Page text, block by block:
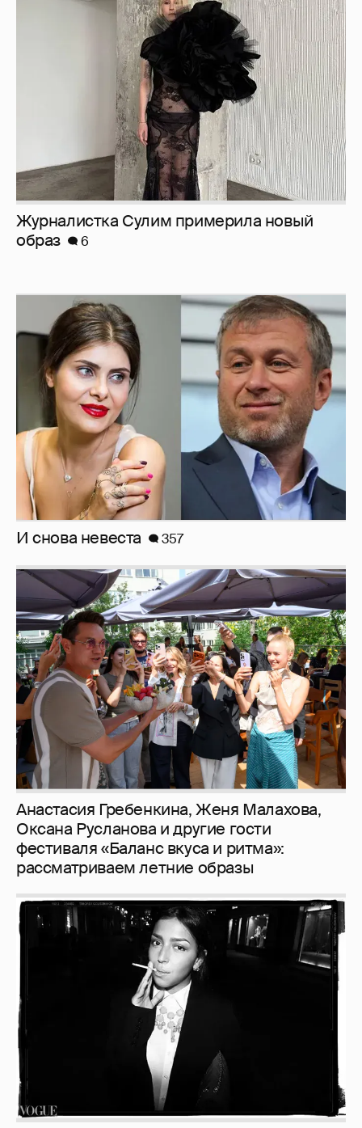
Журналистка Сулим примерила новый
И снова невеста 357
Анастасия Гребенкина, Женя Малахова,
Оксана Русланова и другие гости
фестиваля «Баланс вкуса и ритма»:
рассматриваем летние образы
Рублёвские дочки 187